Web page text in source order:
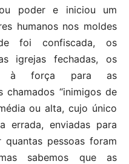
poder e iniciou um
humanos nos moldes
foi confiscada, os
igrejas fechadas, os
à força para as
chamados “inimigos de
ou alta, cujo único
errada, enviadas para
quantas pessoas foram
sabemos que as